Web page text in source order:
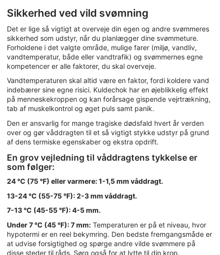
Sikkerhed ved vild svømning
Det er lige så vigtigt at overveje din egen og andre svømmeres
sikkerhed som udstyr, når du planlægger dine svømmeture.
Forholdene i det valgte område, mulige farer (miljø, vandliv,
vandtemperatur, både eller vandtrafik) og svømmernes egne
kompetencer er alle faktorer, du skal overveje.
Vandtemperaturen skal altid være en faktor, fordi koldere vand
indebærer sine egne risici. Kuldechok har en øjeblikkelig effekt
på menneskekroppen og kan forårsage gispende vejrtrækning,
tab af muskelkontrol og øget puls samt panik.
Den er ansvarlig for mange tragiske dødsfald hvert år verden
over og gør våddragten til et så vigtigt stykke udstyr på grund
af dens termiske egenskaber og ekstra opdrift.
En grov vejledning til våddragtens tykkelse er
som følger:
24 °C (75 °F) eller varmere: 1-1,5 mm våddragt.
13-24 °C (55-75 °F): 2-3 mm våddragt.
7-13 °C (45-55 °F): 4-5 mm.
Under 7 °C (45 °F): 7 mm: Temperaturen er på et niveau, hvor
hypotermi er en reel bekymring. Den bedste fremgangsmåde er
at udvise forsigtighed og spørge andre vilde svømmere på
disse steder til råds. Sørg også for at lytte til din krop.